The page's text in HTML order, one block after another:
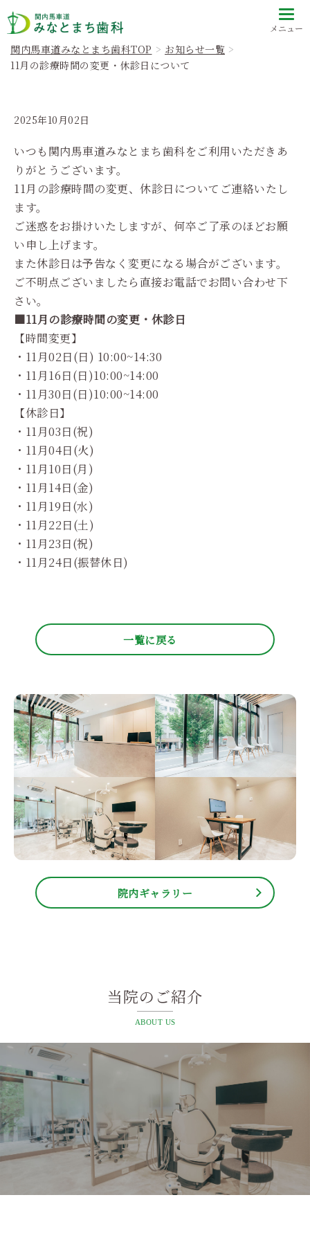
メニュー
関内馬車道みなとまち歯科TOP
お知らせ一覧
11月の診療時間の変更・休診日について
2025年10月02日
いつも関内馬車道みなとまち歯科をご利用いただきあ
りがとうございます。
11月の診療時間の変更、休診日についてご連絡いたし
ます。
ご迷惑をお掛けいたしますが、何卒ご了承のほどお願
い申し上げます。
また休診日は予告なく変更になる場合がございます。
ご不明点ございましたら直接お電話でお問い合わせ下
さい。
■11月の診療時間の変更・休診日
【時間変更】
・11月02日(日) 10:00~14:30
・11月16日(日)10:00~14:00
・11月30日(日)10:00~14:00
【休診日】
・11月03日(祝)
・11月04日(火)
・11月10日(月)
・11月14日(金)
・11月19日(水)
・11月22日(土)
・11月23日(祝)
・11月24日(振替休日)
一覧に戻る
院内ギャラリー
当院のご紹介
ABOUT US